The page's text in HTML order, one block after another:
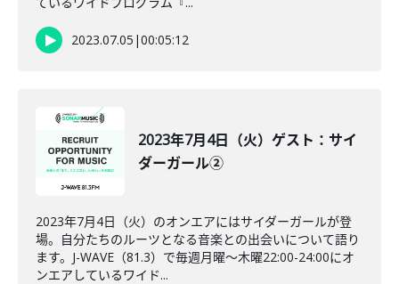
2023.07.05 |00:05:12
2023年7月4日（火）ゲスト：サイ
ダーガール②
2023年7月4日（火）のオンエアにはサイダーガールが登
場。自分たちのルーツとなる音楽との出会いについて語り
ます。J-WAVE（81.3）で毎週月曜～木曜22:00-24:00にオ
ンエアしているワイド...